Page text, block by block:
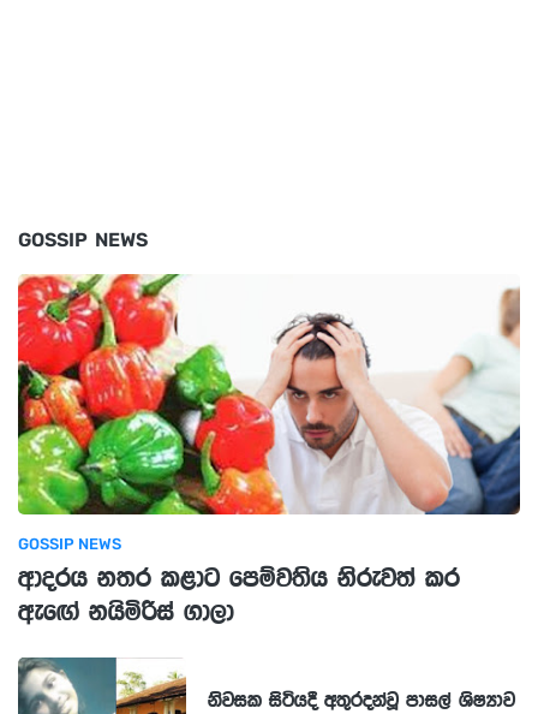
GOSSIP NEWS
GOSSIP NEWS
ආදරය නතර කළාට පෙම්වතිය නිරුවත් කර
ඇඟේ නයිමිරිස් ගාලා
නිවසක සිටියදී අතුරදන්වූ පාසල් ශිෂ්‍යාව